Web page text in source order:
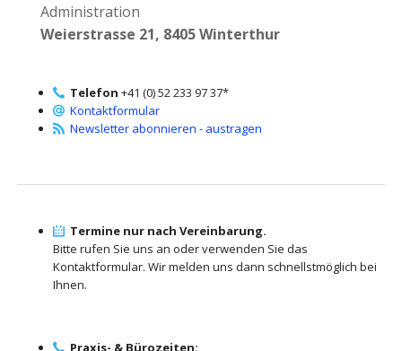
Administration
Weierstrasse 21, 8405 Winterthur
Telefon +41 (0) 52 233 97 37*
Kontaktformular
Newsletter abonnieren - austragen
Termine nur nach Vereinbarung.
Bitte rufen Sie uns an oder verwenden Sie das
Kontaktformular. Wir melden uns dann schnellstmöglich bei
Ihnen.
Praxis- & Bürozeiten: